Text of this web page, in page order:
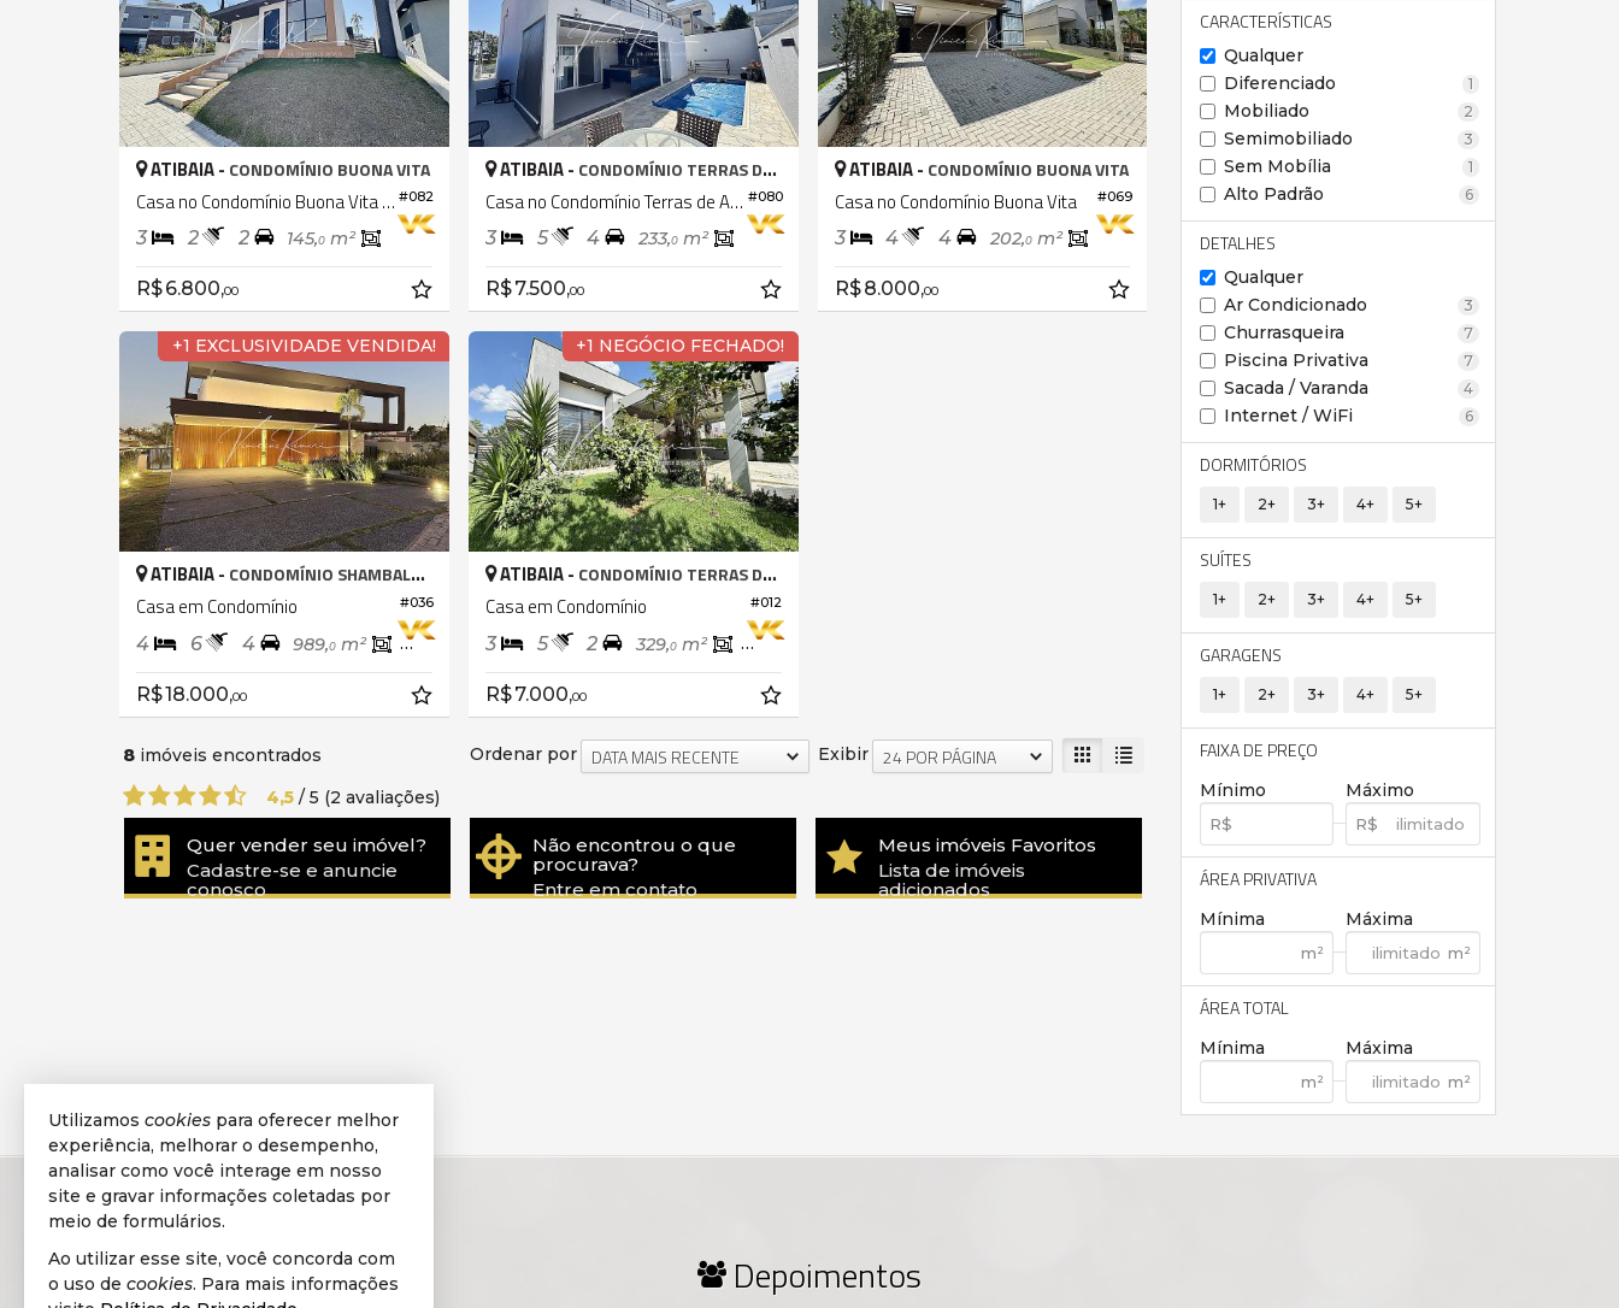
CARACTERÍSTICAS
Qualquer
Diferenciado
1
Mobiliado 2
Semimobiliado 3
Sem Mobília 1
Alto Padrão 6
DETALHES
Qualquer
Ar Condicionado
3
Churrasqueira 7
Piscina Privativa 7
Sacada / Varanda 4
Internet / WiFi 6
DORMITÓRIOS
1+ 2+ 3+ 4+ 5+
SUÍTES
1+ 2+ 3+ 4+ 5+
GARAGENS
1+ 2+ 3+ 4+ 5+
FAIXA DE PREÇO
Mínimo Máximo
ÁREA PRIVATIVA
Mínima Máxima
ÁREA TOTAL
Mínima Máxima
#082
ATIBAIA - CONDOMÍNIO BUONA VITA
Casa no Condomínio Buona Vita Atibaia
3 2 2 145,0 m²
R$ 6.800,00
#080
ATIBAIA - CONDOMÍNIO TERRAS DE ATIBAIA I
Casa no Condomínio Terras de Atibaia 1
3 5 4 233,0 m²
R$ 7.500,00
#069
ATIBAIA - CONDOMÍNIO BUONA VITA
Casa no Condomínio Buona Vita
3 4 4 202,0 m²
R$ 8.000,00
+1 EXCLUSIVIDADE VENDIDA!
#036
ATIBAIA - CONDOMÍNIO SHAMBALA III
Casa em Condomínio
4 6 4 989,0 m² 390,
R$ 18.000,00
+1 NEGÓCIO FECHADO!
#012
ATIBAIA - CONDOMÍNIO TERRAS DE ATIBAIA I
Casa em Condomínio
3 5 2 329,0 m² 155, m²
R$ 7.000,00
8 imóveis encontrados Exibir 24 POR PÁGINA
Ordenar por DATA MAIS RECENTE
4,5 / 5 (2 avaliações)
Quer vender seu imóvel?
Cadastre-se e anuncie
conosco
Não encontrou o que
procurava?
Entre em contato
Meus imóveis Favoritos
Lista de imóveis
adicionados
Depoimentos
Utilizamos cookies para oferecer melhor
experiência, melhorar o desempenho,
analisar como você interage em nosso
site e gravar informações coletadas por
meio de formulários.
Ao utilizar esse site, você concorda com
o uso de cookies. Para mais informações